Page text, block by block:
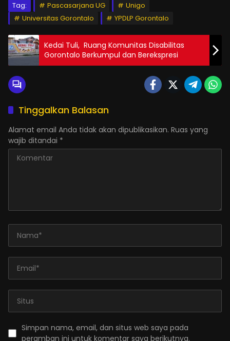
Tag: Pascasarjana UG
Unigo
Universitas Gorontalo
YPDLP Gorontalo
Kedai Tuli, Ruang Komunitas Disabilitas
Gorontalo Berkumpul dan Berekspresi
Tinggalkan Balasan
Alamat email Anda tidak akan dipublikasikan. Ruas yang
wajib ditandai *
Simpan nama, email, dan situs web saya pada
peramban ini untuk komentar saya berikutnya.